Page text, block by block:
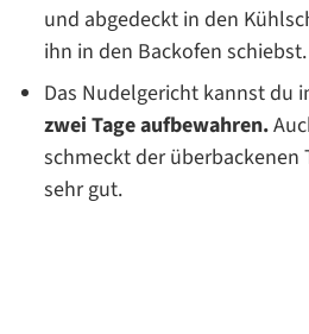
und abgedeckt in den
ihn in den Backofen schiebst.
Das Nudelgericht kannst du
zwei Tage aufbewahren.
schmeckt der
sehr gut.